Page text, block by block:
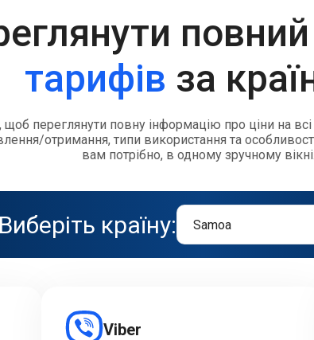
повний
тарифів за
щоб переглянути повну інформацію про ціни на
отримання, типи використання та
вам потрібно, в одному зручному вікні.
Виберіть країну:
Viber